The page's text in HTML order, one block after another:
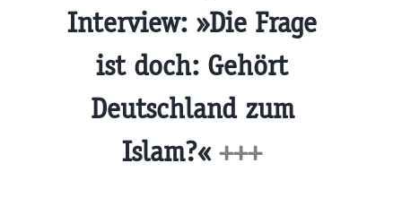
Interview: »Die Frage
ist doch: Gehört
Deutschland zum
Islam?« +++